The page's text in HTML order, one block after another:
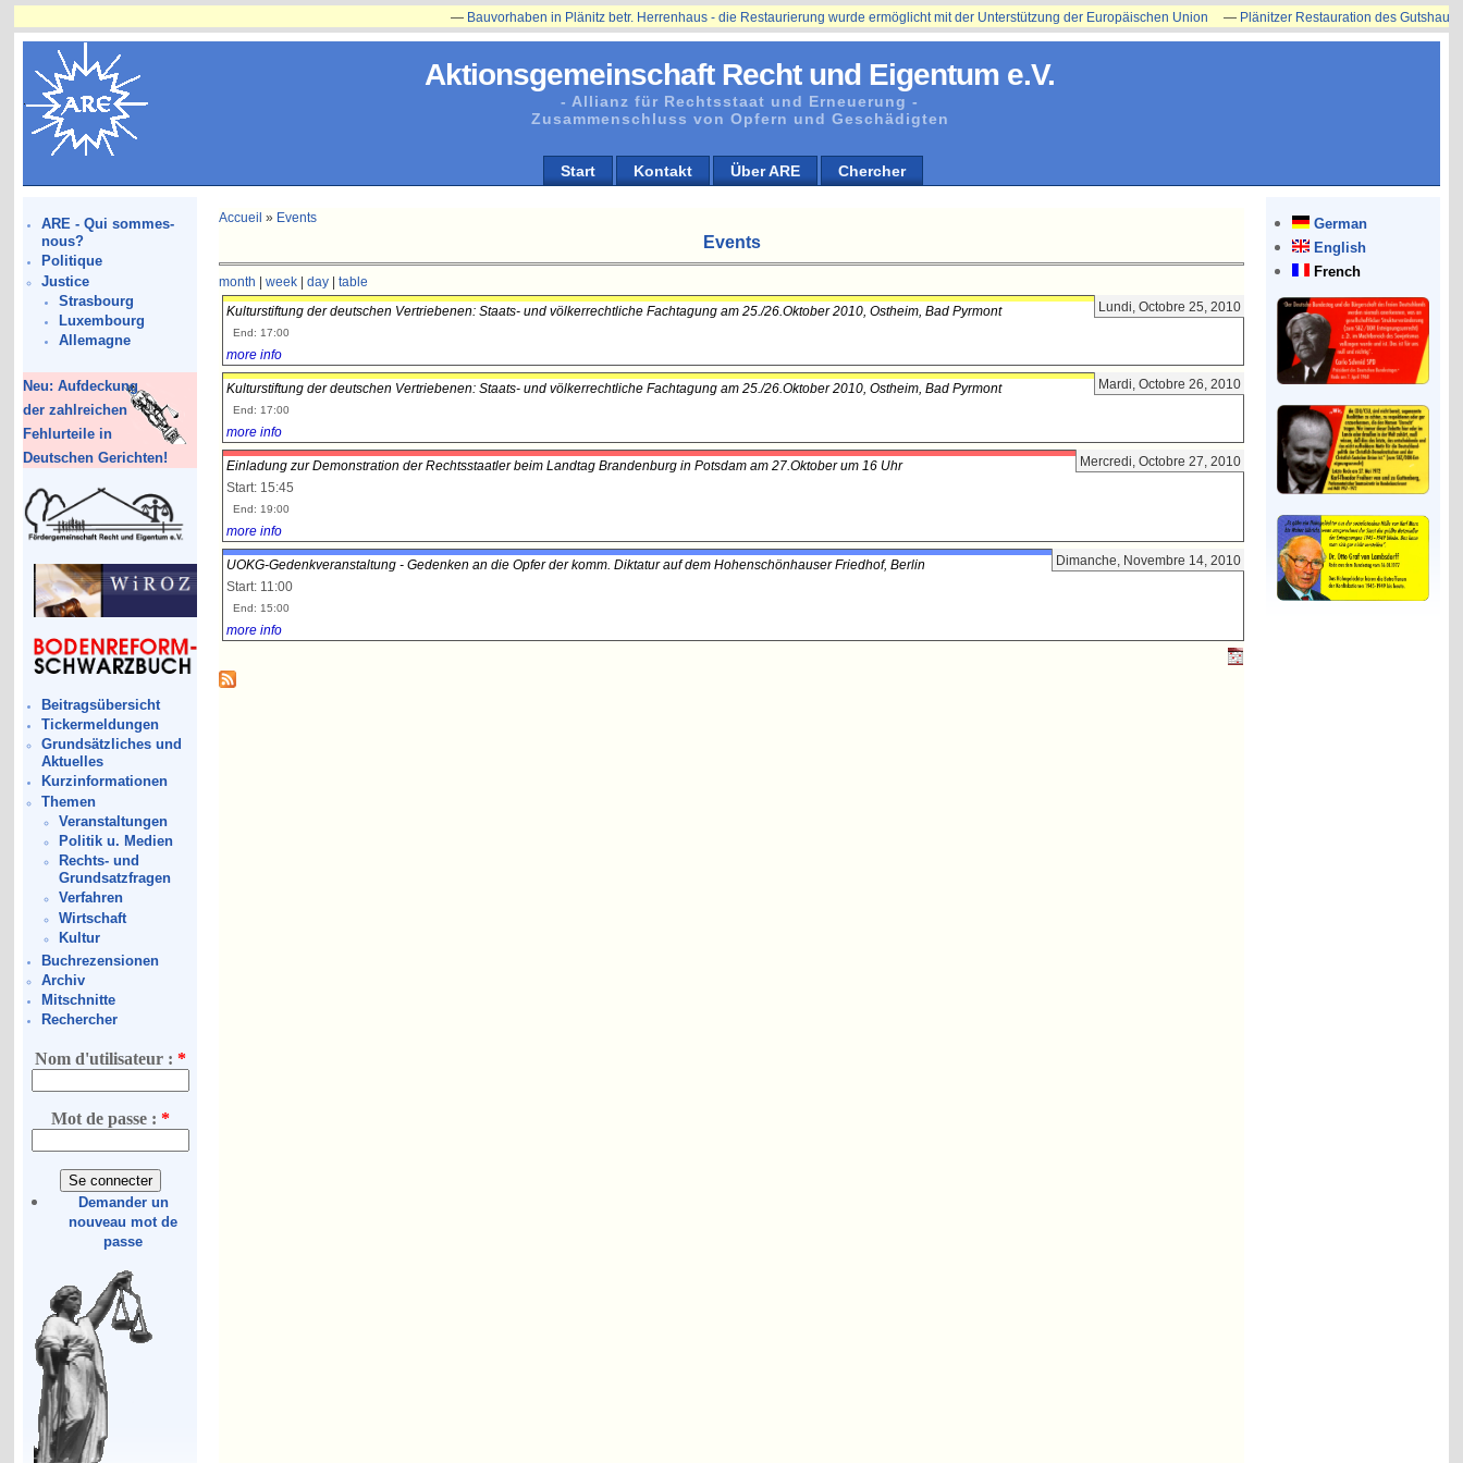
Aktionsgemeinschaft Recht und Eigentum e.V.
- Allianz für Rechtsstaat und Erneuerung -
Zusammenschluss von Opfern und Geschädigten
Start Kontakt Über ARE Chercher
ARE - Qui sommes-
nous?
Politique
Justice
Strasbourg
Luxembourg
Allemagne
Neu: Aufdeckung
der zahlreichen
Fehlurteile in
Deutschen Gerichten!
Beitragsübersicht
Tickermeldungen
Grundsätzliches und
Aktuelles
Kurzinformationen
Themen
Veranstaltungen
Politik u. Medien
Rechts- und
Grundsatzfragen
Verfahren
Wirtschaft
Kultur
Buchrezensionen
Archiv
Mitschnitte
Rechercher
Nom d'utilisateur : *
Mot de passe : *
Demander un
nouveau mot de
passe
German
English
French
Bauvorhaben in Plänitz betr. Herrenhaus - die Restaurierung wurde ermöglicht mit der Unterstützung der Europäischen Union — Plänitzer Restauration des Gutshauses
Accueil » Events
Events
month |week |day |table
Lundi, Octobre 25, 2010
Kulturstiftung der deutschen Vertriebenen: Staats- und völkerrechtliche Fachtagung am 25./26.Oktober 2010, Ostheim, Bad Pyrmont
End: 17:00
more info
Mardi, Octobre 26, 2010
Kulturstiftung der deutschen Vertriebenen: Staats- und völkerrechtliche Fachtagung am 25./26.Oktober 2010, Ostheim, Bad Pyrmont
End: 17:00
more info
Mercredi, Octobre 27, 2010
Einladung zur Demonstration der Rechtsstaatler beim Landtag Brandenburg in Potsdam am 27.Oktober um 16 Uhr
Start: 15:45
End: 19:00
more info
Dimanche, Novembre 14, 2010
UOKG-Gedenkveranstaltung - Gedenken an die Opfer der komm. Diktatur auf dem Hohenschönhauser Friedhof, Berlin
Start: 11:00
End: 15:00
more info